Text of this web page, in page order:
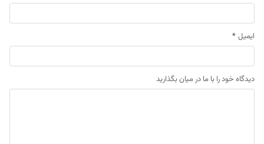
ایمیل *
دیدگاه خود را با ما در میان بگذارید